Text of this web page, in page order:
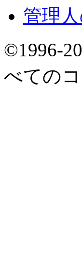
管理
©1996-
べての